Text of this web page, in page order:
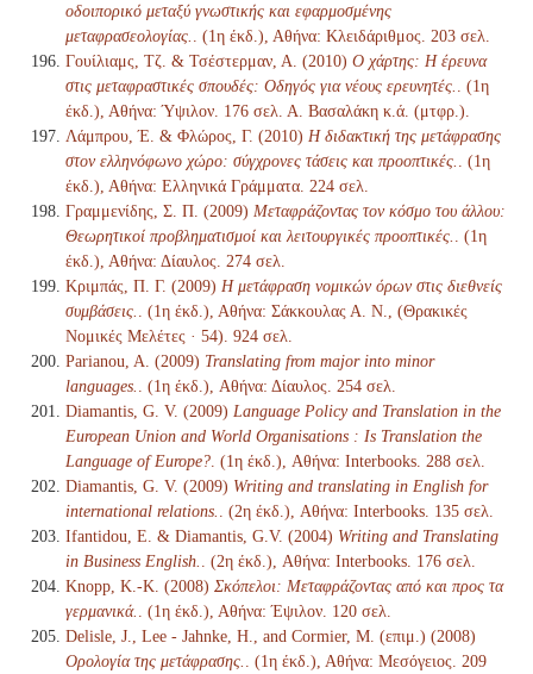
οδοιπορικό μεταξύ γνωστικής και εφαρμοσμένης
μεταφρασεολογίας.
. (1η έκδ.), Αθήνα: Κλειδάριθμος. 203 σελ.
Γουίλιαμς, Τζ. & Τσέστερμαν, Α. (2010) Ο χάρτης: Η έρευνα
στις μεταφραστικές σπουδές: Οδηγός για νέους ερευνητές.
. (1η
έκδ.), Αθήνα: Ύψιλον. 176 σελ. Α. Βασαλάκη κ.ά. (μτφρ.).
Λάμπρου, Έ. & Φλώρος, Γ. (2010) Η διδακτική της μετάφρασης
στον ελληνόφωνο χώρο: σύγχρονες τάσεις και προοπτικές.
. (1η
έκδ.), Αθήνα: Ελληνικά Γράμματα. 224 σελ.
Γραμμενίδης, Σ. Π. (2009) Μεταφράζοντας τον κόσμο του άλλου:
Θεωρητικοί προβληματισμοί και λειτουργικές προοπτικές.
. (1η
έκδ.), Αθήνα: Δίαυλος. 274 σελ.
Κριμπάς, Π. Γ. (2009) Η μετάφραση νομικών όρων στις διεθνείς
συμβάσεις.
. (1η έκδ.), Αθήνα: Σάκκουλας Α. Ν., (Θρακικές
Νομικές Μελέτες · 54). 924 σελ.
Parianou, A. (2009) Translating from major into minor
languages.
. (1η έκδ.), Αθήνα: Δίαυλος. 254 σελ.
Diamantis, G. V. (2009) Language Policy and Translation in the
European Union and World Organisations : Is Translation the
Language of Europe? . (1η έκδ.), Αθήνα: Interbooks. 288 σελ.
Diamantis, G. V. (2009) Writing and translating in English for
international relations.
. (2η έκδ.), Αθήνα: Interbooks. 135 σελ.
Ifantidou, Ε. & Diamantis, G.V. (2004) Writing and Translating
in Business English.
. (2η έκδ.), Αθήνα: Interbooks. 176 σελ.
Knopp, K.-K. (2008) Σκόπελοι: Μεταφράζοντας από και προς τα
γερμανικά.
. (1η έκδ.), Αθήνα: Έψιλον. 120 σελ.
Delisle, J., Lee - Jahnke, H., and Cormier, M. (επιμ.) (2008)
Ορολογία της μετάφρασης.
. (1η έκδ.), Αθήνα: Μεσόγειος. 209